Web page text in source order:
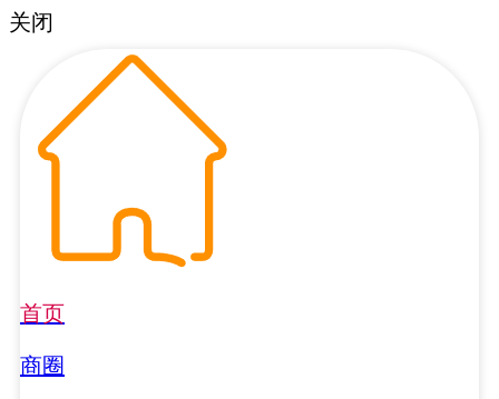
关闭
首页
商圈